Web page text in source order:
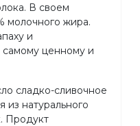
В своем
молочного жира.
и
самому ценному и
сладко-сливочное
из натурального
Продукт